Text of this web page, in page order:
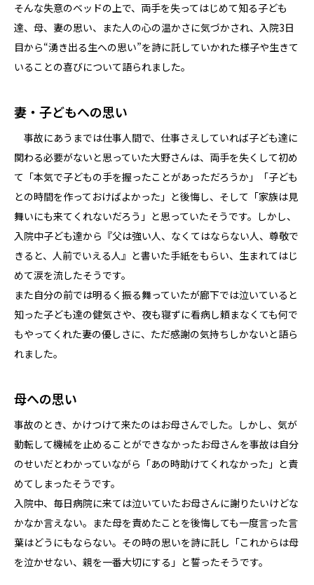
そんな失意のベッドの上で、両手を失ってはじめて知る子ども
達、母、妻の思い、また人の心の温かさに気づかされ、入院3日
目から“湧き出る生への思い”を詩に託していかれた様子や生きて
いることの喜びについて語られました。
妻・子どもへの思い
事故にあうまでは仕事人間で、仕事さえしていれば子ども達に
関わる必要がないと思っていた大野さんは、両手を失くして初め
て「本気で子どもの手を握ったことがあっただろうか」「子ども
との時間を作っておけばよかった」と後悔し、そして「家族は見
舞いにも来てくれないだろう」と思っていたそうです。しかし、
入院中子ども達から『父は強い人、なくてはならない人、尊敬で
きると、人前でいえる人』と書いた手紙をもらい、生まれてはじ
めて涙を流したそうです。
また自分の前では明るく振る舞っていたが廊下では泣いていると
知った子ども達の健気さや、夜も寝ずに看病し頼まなくても何で
もやってくれた妻の優しさに、ただ感謝の気持ちしかないと語ら
れました。
母への思い
事故のとき、かけつけて来たのはお母さんでした。しかし、気が
動転して機械を止めることができなかったお母さんを事故は自分
のせいだとわかっていながら「あの時助けてくれなかった」と責
めてしまったそうです。
入院中、毎日病院に来ては泣いていたお母さんに謝りたいけどな
かなか言えない。また母を責めたことを後悔しても一度言った言
葉はどうにもならない。その時の思いを詩に託し「これからは母
を泣かせない、親を一番大切にする」と誓ったそうです。